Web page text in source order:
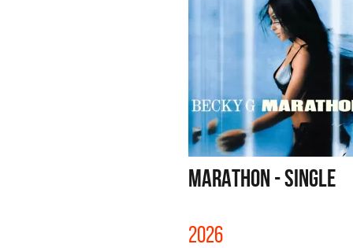
MARATHON - SINGLE
2026